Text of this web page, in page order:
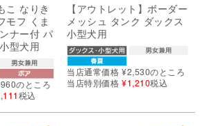
こ なりき
モフ くま
ナー付 パ
型犬用
のところ
税込
【アウトレット】ボーダー
メッシュ タンク ダックス
小型犬用
当店通常価格 ¥2,530のところ
当店特別価格 ¥1,210税込